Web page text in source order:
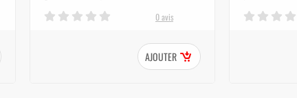
0 avis
AJOUTER